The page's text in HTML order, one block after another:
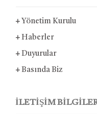
+ Yönetim Kurulu
+ Haberler
+ Duyurular
+ Basında Biz
İLETİŞİM